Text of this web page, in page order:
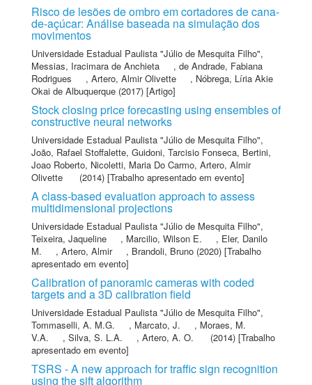
Risco de lesões de ombro em cortadores de cana-
de-açúcar: Análise baseada na simulação dos
movimentos
Universidade Estadual Paulista "Júlio de Mesquita Filho",
Messias, Iracimara de Anchieta
, de Andrade, Fabiana
Rodrigues
, Artero, Almir Olivette , Nóbrega, Líria Akie
Okai de Albuquerque (2017) [Artigo]
Stock closing price forecasting using ensembles of
constructive neural networks
Universidade Estadual Paulista "Júlio de Mesquita Filho",
João, Rafael Stoffalette, Guidoni, Tarcisio Fonseca, Bertini,
Joao Roberto, Nicoletti, Maria Do Carmo, Artero, Almir
Olivette
(2014) [Trabalho apresentado em evento]
A class-based evaluation approach to assess
multidimensional projections
Universidade Estadual Paulista "Júlio de Mesquita Filho",
Teixeira, Jaqueline
, Marcilio, Wilson E. , Eler, Danilo
M.
, Artero, Almir , Brandoli, Bruno (2020) [Trabalho
apresentado em evento]
Calibration of panoramic cameras with coded
targets and a 3D calibration field
Universidade Estadual Paulista "Júlio de Mesquita Filho",
Tommaselli, A. M.G.
, Marcato, J. , Moraes, M.
V.A.
, Silva, S. L.A. , Artero, A. O.
(2014) [Trabalho
apresentado em evento]
TSRS - A new approach for traffic sign recognition
using the sift algorithm